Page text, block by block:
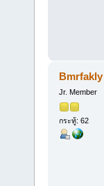
Bmrfakly
Jr. Member
กระทู้: 62